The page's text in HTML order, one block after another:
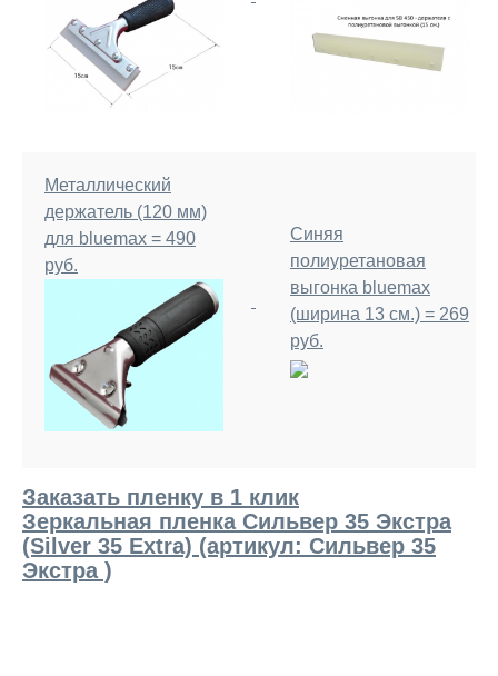
Металлический
держатель (120 мм)
для bluemax = 490
руб.
Синяя
полиуретановая
выгонка bluemax
(ширина 13 см.) = 269
руб.
Заказать пленку в 1 клик
Зеркальная пленка Сильвер 35 Экстра
(Silver 35 Extra) (артикул: Сильвер 35
Экстра )